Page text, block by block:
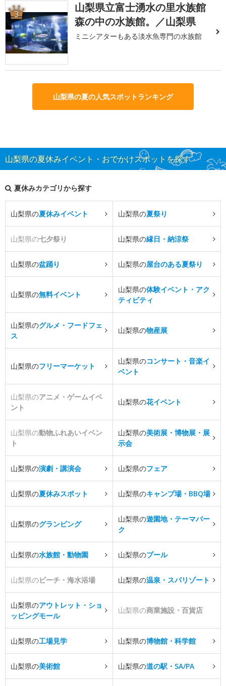
3
山梨県立富士湧水の里水族館
森の中の水族館。／山梨県
ミニシアターもある淡水魚専門の水族館
山梨県の夏の人気スポットランキング
山梨県の夏休みイベント・おでかけスポットを探す
夏休みカテゴリから探す
山梨県の夏休みイベント 山梨県の夏祭り
山梨県の七夕祭り 山梨県の縁日・納涼祭
山梨県の盆踊り 山梨県の屋台のある夏祭り
山梨県の無料イベント
山梨県の体験イベント・アク
ティビティ
山梨県のグルメ・フードフェ
ス
山梨県の物産展
山梨県のフリーマーケット
山梨県のコンサート・音楽イ
ベント
山梨県のアニメ・ゲームイベ
ント
山梨県の花イベント
山梨県の動物ふれあいイベン
ト
山梨県の美術展・博物展・展
示会
山梨県の演劇・講演会 山梨県のフェア
山梨県の夏休みスポット 山梨県のキャンプ場・BBQ場
山梨県のグランピング
山梨県の遊園地・テーマパー
ク
山梨県の水族館・動物園 山梨県のプール
山梨県のビーチ・海水浴場 山梨県の温泉・スパリゾート
山梨県のアウトレット・ショ
ッピングモール
山梨県の商業施設・百貨店
山梨県の工場見学 山梨県の博物館・科学館
山梨県の美術館 山梨県の道の駅・SA/PA